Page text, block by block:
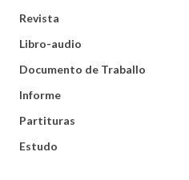
Revista
Libro-audio
Documento de Traballo
Informe
Partituras
Estudo